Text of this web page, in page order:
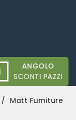
ANGOLO
SCONTI PAZZI
Matt Furniture